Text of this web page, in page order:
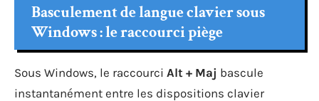
Basculement de langue clavier sous
Windows : le raccourci piège
Sous Windows, le raccourci Alt + Maj bascule
instantanément entre les dispositions clavier